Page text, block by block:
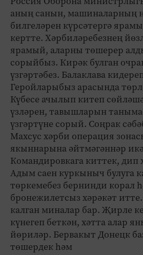
аның санын, машиналарның
билгеләрен күрсәтергә
кертте. Хәрбиләребезнең
ярамый, аларны төшерер
сорыйбыз. Кирәк булган
үзгәртәбез. Балаклава
Геройларыбыз арасында
Күбесе ачылып китеп
үзләрен, тавышларын
үзгәртүне сорый. Соңрак
Махсус хәрби операция
якыннарына әйтмәгәннәр
Командировкага киттек, дип
Адым саен куркыныч булуга
төркемебез бернинди корал
бронежилетсыз хәрәкәт
калган миналар бар. Җирле
күнегеп беткән, хәтта алар
йөриләр. Бервакыт Донецк
төшердек һәм